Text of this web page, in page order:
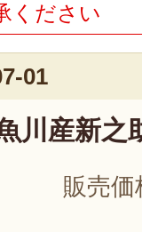
ください
01
魚川産新
販売価